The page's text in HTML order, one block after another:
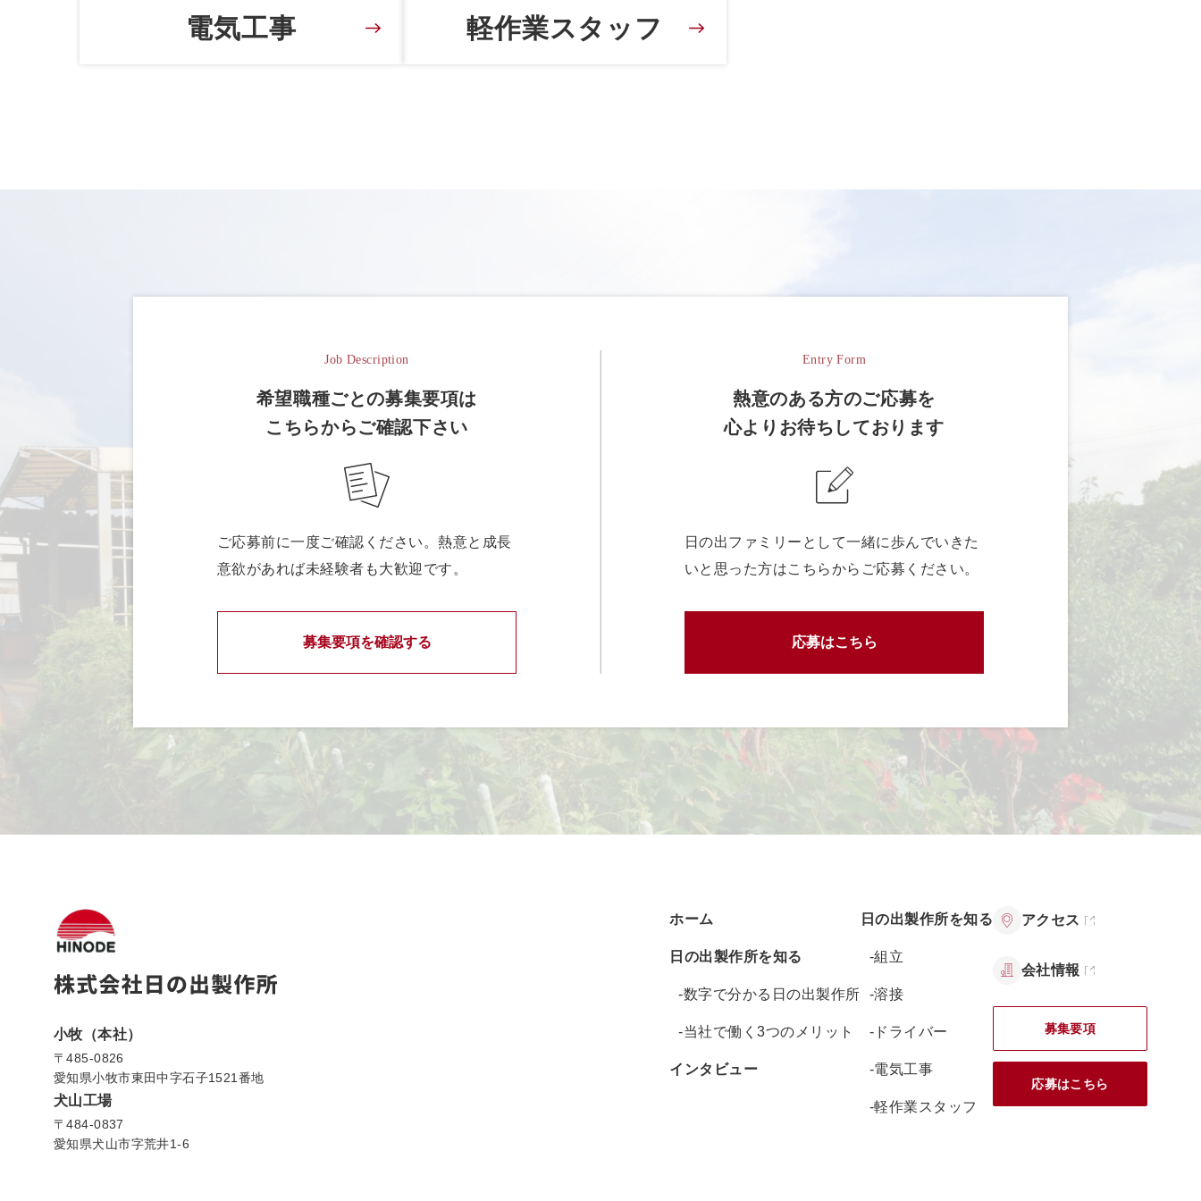
電気工事 軽作業スタッフ
Job Description
希望職種ごとの募集要項は
こちらからご確認下さい
ご応募前に一度ご確認ください。熱意と成長
意欲があれば未経験者も大歓迎です。
募集要項を確認する
Entry Form
熱意のある方のご応募を
心よりお待ちしております
日の出ファミリーとして一緒に歩んでいきた
いと思った方はこちらからご応募ください。
応募はこちら
小牧（本社）
〒485-0826
愛知県小牧市東田中字石子1521番地
犬山工場
〒484-0837
愛知県犬山市字荒井1-6
ホーム
日の出製作所を知る
-数字で分かる日の出製作所
-当社で働く3つのメリット
インタビュー
日の出製作所を知る
-組立
-溶接
-ドライバー
-電気工事
-軽作業スタッフ
アクセス
会社情報
募集要項
応募はこちら